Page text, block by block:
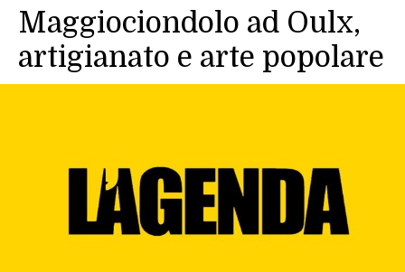
Maggiociondolo ad Oulx,
artigianato e arte popolare